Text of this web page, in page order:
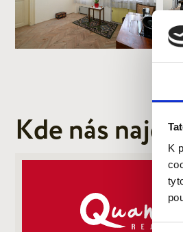
K
Kde nás